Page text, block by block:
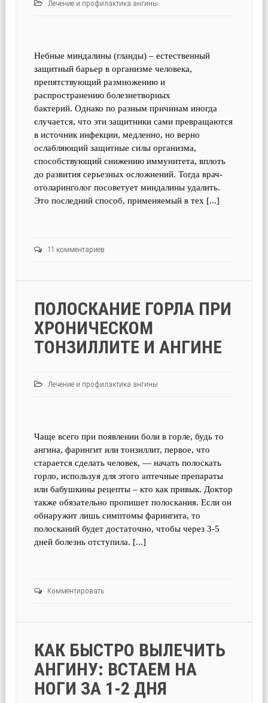
Лечение и профилактика ангины
Небные миндалины (гланды) – естественный
защитный барьер в организме человека,
препятствующий размножению и
распространению болезнетворных
бактерий. Однако по разным причинам иногда
случается, что эти защитники сами превращаются
в источник инфекции, медленно, но верно
ослабляющий защитные силы организма,
способствующий снижению иммунитета, вплоть
до развития серьезных осложнений. Тогда врач-
отоларинголог посоветует миндалины удалить.
Это последний способ, применяемый в тех [...]
11 комментариев
ПОЛОСКАНИЕ ГОРЛА ПРИ
ХРОНИЧЕСКОМ
ТОНЗИЛЛИТЕ И АНГИНЕ
Лечение и профилактика ангины
Чаще всего при появлении боли в горле, будь то
ангина, фарингит или тонзиллит, первое, что
старается сделать человек, — начать полоскать
горло, используя для этого аптечные препараты
или бабушкины рецепты – кто как привык. Доктор
также обязательно пропишет полоскания. Если он
обнаружит лишь симптомы фарингита, то
полосканий будет достаточно, чтобы через 3-5
дней болезнь отступила. [...]
Комментировать
КАК БЫСТРО ВЫЛЕЧИТЬ
АНГИНУ: ВСТАЕМ НА
НОГИ ЗА 1-2 ДНЯ